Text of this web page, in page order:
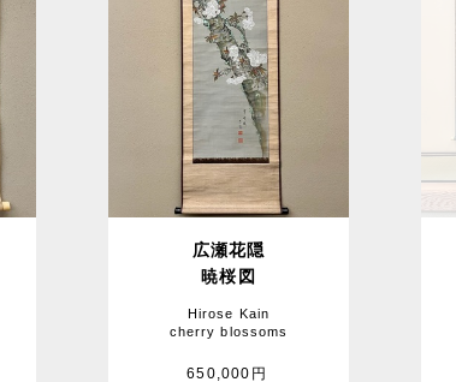
広瀬花隠
暁桜図
Hirose Kain
cherry blossoms
650,000円